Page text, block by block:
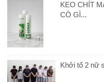
KEO CHÍT
CÓ GÌ...
Khởi tố 2 nữ